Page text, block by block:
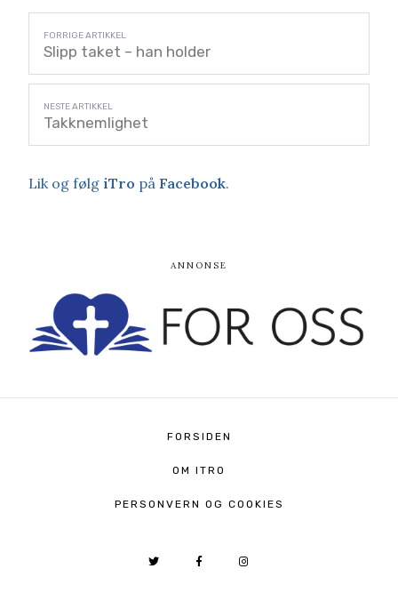
Slipp taket – han holder
Takknemlighet
Lik og følg iTro på Facebook.
FORSIDEN
OM ITRO
PERSONVERN OG COOKIES